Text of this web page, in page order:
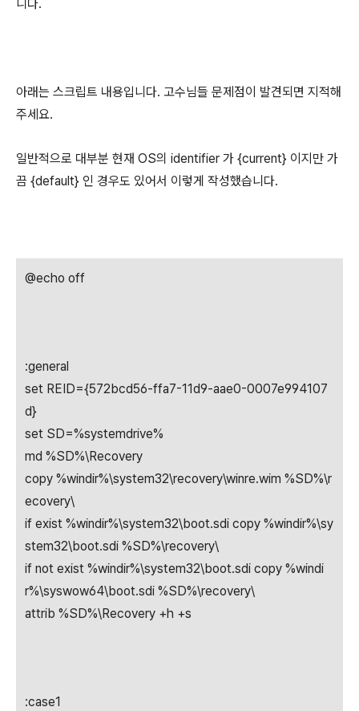
니다.
아래는 스크립트 내용입니다. 고수님들 문제점이 발견되면 지적해
주세요.
일반적으로 대부분 현재 OS의 identifier 가 {current} 이지만 가
끔 {default} 인 경우도 있어서 이렇게 작성했습니다.
@echo off
:general
set REID={572bcd56-ffa7-11d9-aae0-0007e994107
d}
set SD=%systemdrive%
md %SD%\Recovery
copy %windir%\system32\recovery\winre.wim %SD%\r
ecovery\
if exist %windir%\system32\boot.sdi copy %windir%\sy
stem32\boot.sdi %SD%\recovery\
if not exist %windir%\system32\boot.sdi copy %windi
r%\syswow64\boot.sdi %SD%\recovery\
attrib %SD%\Recovery +h +s
:case1